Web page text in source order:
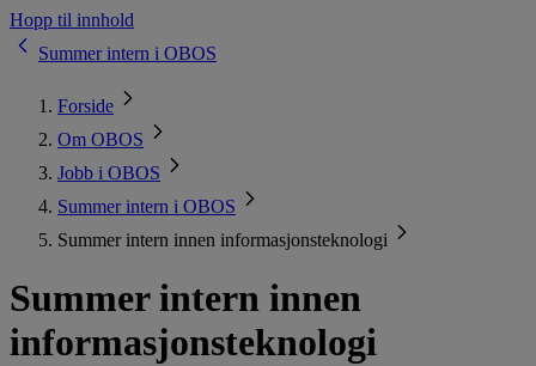
Hopp til innhold
Summer intern i OBOS
Forside
Om OBOS
Jobb i OBOS
Summer intern i OBOS
Summer intern innen informasjonsteknologi
Summer intern innen
informasjonsteknologi